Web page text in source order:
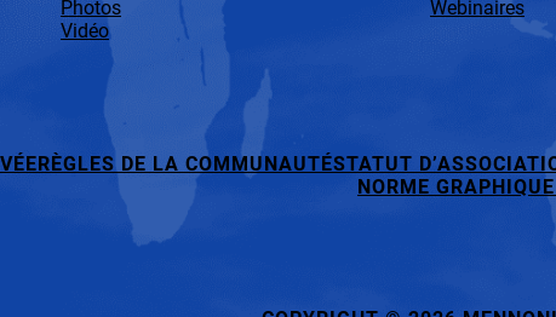
Photos
Vidéo
Webinaires
RÈGLES DE LA COMMUNAUTÉSTATUT
NORME